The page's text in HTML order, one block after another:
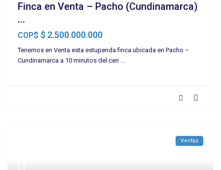
Finca en Venta – Pacho (Cundinamarca)
...
COP$ $ 2.500.000.000
Tenemos en Venta esta estupenda finca ubicada en Pacho –
Cundinamarca a 10 minutos del cen ...
Ventas